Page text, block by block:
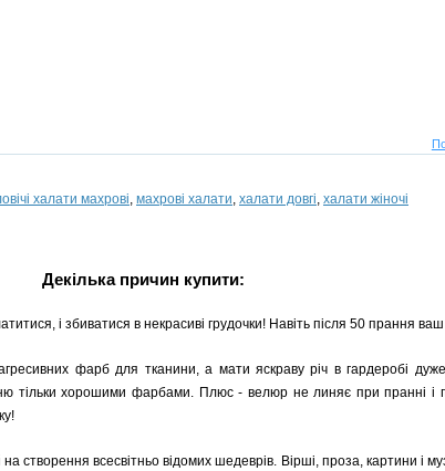
халати махрові, махрові халати, халати довгі, халати жіночі
Декілька причин купити:
і збиватися в некрасиві грудочки! Навіть після 50 прання
фарб для тканини, а мати яскраву річ в гардеробі
тільки хорошими фарбами. Плюс - велюр не линяє при пранні і
створення всесвітньо відомих шедеврів. Вірші, проза, картини і